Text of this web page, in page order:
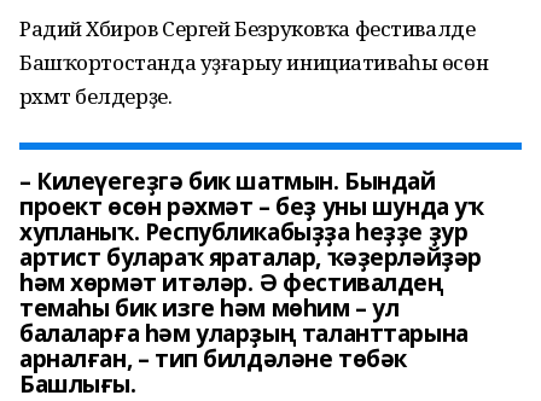
Радий Хәбиров Сергей Безруковҡа фестивалде
Башҡортостанда уҙғарыу инициативаһы өсөн
рәхмәт белдерҙе.
– Килеүегеҙгә бик шатмын. Бындай
проект өсөн рәхмәт – беҙ уны шунда уҡ
хупланыҡ. Республикабыҙҙа һеҙҙе ҙур
артист булараҡ яраталар, ҡәҙерләйҙәр
һәм хөрмәт итәләр. Ә фестивалдең
темаһы бик изге һәм мөһим – ул
балаларға һәм уларҙың таланттарына
арналған, – тип билдәләне төбәк
Башлығы.